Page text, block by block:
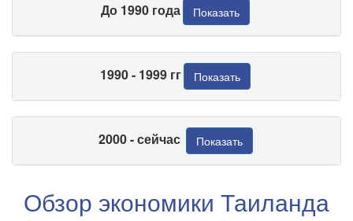
До 1990 года Показать
1990 - 1999 гг Показать
2000 - сейчас Показать
Обзор экономики Таиланда